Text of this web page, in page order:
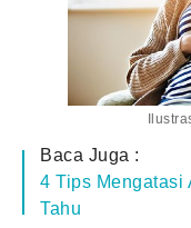
Baca Juga :
4 Tips Mengatasi
Tahu